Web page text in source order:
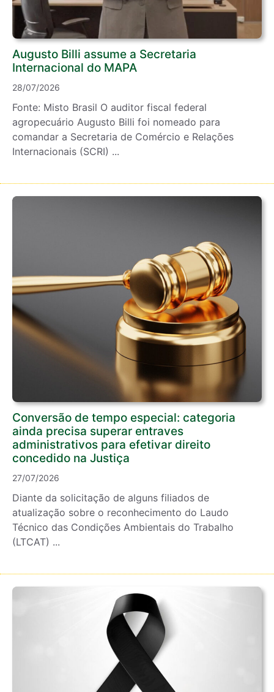
Augusto Billi assume a Secretaria
Internacional do MAPA
28/07/2026
Fonte: Misto Brasil O auditor fiscal federal
agropecuário Augusto Billi foi nomeado para
comandar a Secretaria de Comércio e Relações
Internacionais (SCRI) ...
Conversão de tempo especial: categoria
ainda precisa superar entraves
administrativos para efetivar direito
concedido na Justiça
27/07/2026
Diante da solicitação de alguns filiados de
atualização sobre o reconhecimento do Laudo
Técnico das Condições Ambientais do Trabalho
(LTCAT) ...